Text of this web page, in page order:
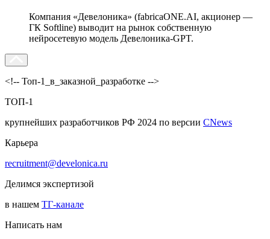
Компания «Девелоника» (fabricaONE.AI, акционер —
ГК Softline) выводит на рынок собственную
нейросетевую модель Девелоника-GPT.
<!-- Топ-1_в_заказной_разработке -->
ТОП-1
крупнейших разработчиков РФ 2024 по версии CNews
Карьера
recruitment@develonica.ru
Делимся экспертизой
в нашем ТГ-канале
Написать нам